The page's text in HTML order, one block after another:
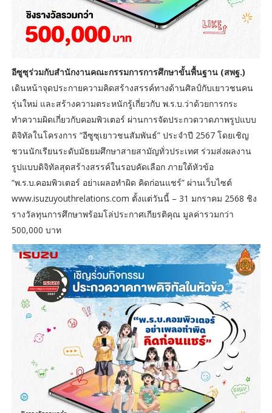
อีซูซุร่วมกับสำนักงานคณะกรรมการการศึกษาขั้นพื้นฐาน (สพฐ.)
เดินหน้าจุดประกายความคิดสร้างสรรค์ทางด้านศิลป์กับเยาวชนคน
รุ่นใหม่ และสร้างความตระหนักรู้เกี่ยวกับ พ.ร.บ.ว่าด้วยการกระ
ทำความผิดเกี่ยวกับคอมพิวเตอร์ ผ่านการจัดประกวดวาดภาพรูปแบบ
ดิจิทัลในโครงการ “อีซูซุเยาวชนสัมพันธ์” ประจำปี 2567 โดยเชิญ
ชวนนักเรียนระดับมัธยมศึกษาสายสามัญทั่วประเทศ ร่วมส่งผลงาน
รูปแบบดิจิทัลสุดสร้างสรรค์ในรอบคัดเลือก ภายใต้หัวข้อ
“พ.ร.บ.คอมพิวเตอร์ อย่าเผลอทำผิด คิดก่อนแชร์” ผ่านเว็บไซต์
www.isuzuyouthrelations.com ตั้งแต่วันนี้ – 31 มกราคม 2568 ชิง
รางวัลทุนการศึกษาพร้อมโล่ประกาศเกียรติคุณ มูลค่ารวมกว่า
500,000 บาท